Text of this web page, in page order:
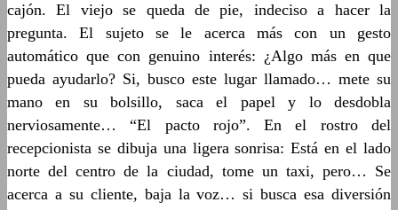
cajón. El viejo se queda de pie, indeciso a hacer la
pregunta. El sujeto se le acerca más con un gesto
automático que con genuino interés: ¿Algo más en que
pueda ayudarlo? Si, busco este lugar llamado… mete su
mano en su bolsillo, saca el papel y lo desdobla
nerviosamente… “El pacto rojo”. En el rostro del
recepcionista se dibuja una ligera sonrisa: Está en el lado
norte del centro de la ciudad, tome un taxi, pero… Se
acerca a su cliente, baja la voz… si busca esa diversión